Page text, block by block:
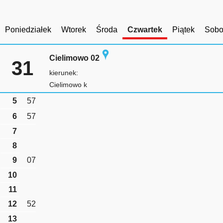
Poniedziałek Wtorek Środa Czwartek Piątek
31 Cielimowo 02
kierunek:
Cielimowo k
5
57
6
57
7
8
9
07
10
11
12
52
13